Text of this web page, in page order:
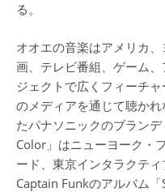
る。
オオエの音楽はアメリカ
画、テレビ番組、ゲーム
ジェクトで広くフィーチ
のメディアを通じて聴か
たパナソニックのブラン
Color」はニューヨーク・
ード、東京インタラクティ
Captain Funkのアルバム